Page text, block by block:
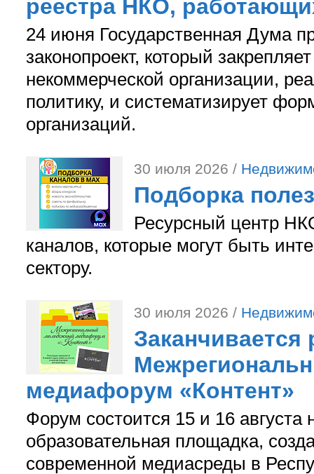
реестра НКО,
24 июня Государственная Дума
законопроект, который
некоммерческой организации,
политику, и систематизирует
организаций.
30 июля 2026 /
Подборка
Ресурсный центр
каналов, которые могут быть
сектору.
30 июля 2026 /
Заканчивается
медиафорум «Контент»
Форум состоится 15 и 16
образовательная площадка,
современной медиасреды в